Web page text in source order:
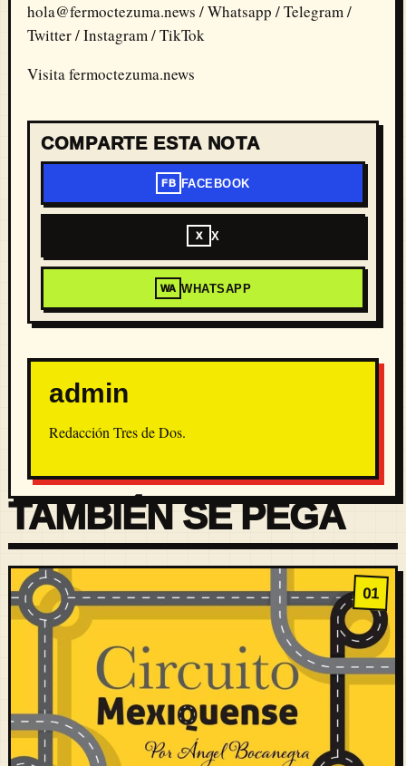
hola@fermoctezuma.news / Whatsapp / Telegram /
Twitter / Instagram / TikTok
Visita fermoctezuma.news
COMPARTE ESTA NOTA
FB FACEBOOK
X X
WA WHATSAPP
admin
Redacción Tres de Dos.
TAMBIÉN SE PEGA
01